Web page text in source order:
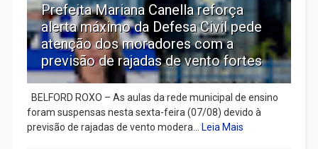
Prefeita Mariana Canella reforça
alerta máximo da Defesa Civil pede
atenção dos moradores com a
previsão de rajadas de vento fortes
BELFORD ROXO – As aulas da rede municipal de ensino
foram suspensas nesta sexta-feira (07/08) devido à
previsão de rajadas de vento modera...
Leia Mais